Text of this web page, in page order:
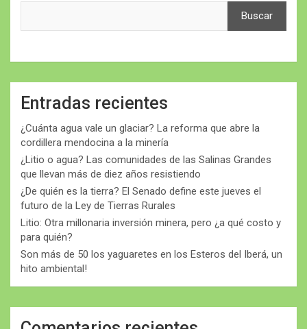
Buscar
Entradas recientes
¿Cuánta agua vale un glaciar? La reforma que abre la
cordillera mendocina a la minería
¿Litio o agua? Las comunidades de las Salinas Grandes
que llevan más de diez años resistiendo
¿De quién es la tierra? El Senado define este jueves el
futuro de la Ley de Tierras Rurales
Litio: Otra millonaria inversión minera, pero ¿a qué costo y
para quién?
Son más de 50 los yaguaretes en los Esteros del Iberá, un
hito ambiental!